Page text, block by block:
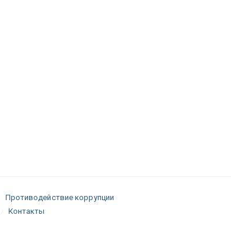
Противодействие коррупции
Контакты